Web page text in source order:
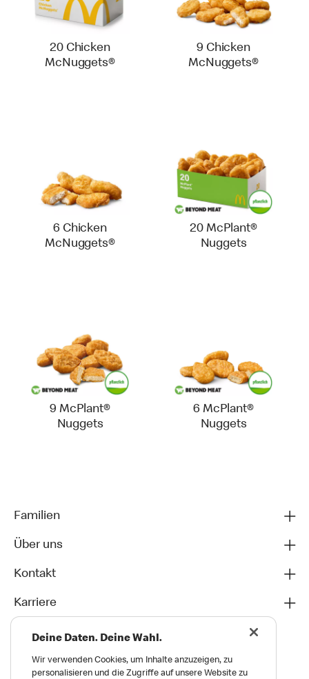
20 Chicken
McNuggets®
9 Chicken
McNuggets®
6 Chicken
McNuggets®
20 McPlant®
Nuggets
9 McPlant®
Nuggets
6 McPlant®
Nuggets
Familien
Über uns
Kontakt
Karriere
Deine Daten. Deine Wahl.
Wir verwenden Cookies, um Inhalte anzuzeigen, zu
personalisieren und die Zugriffe auf unsere Website zu